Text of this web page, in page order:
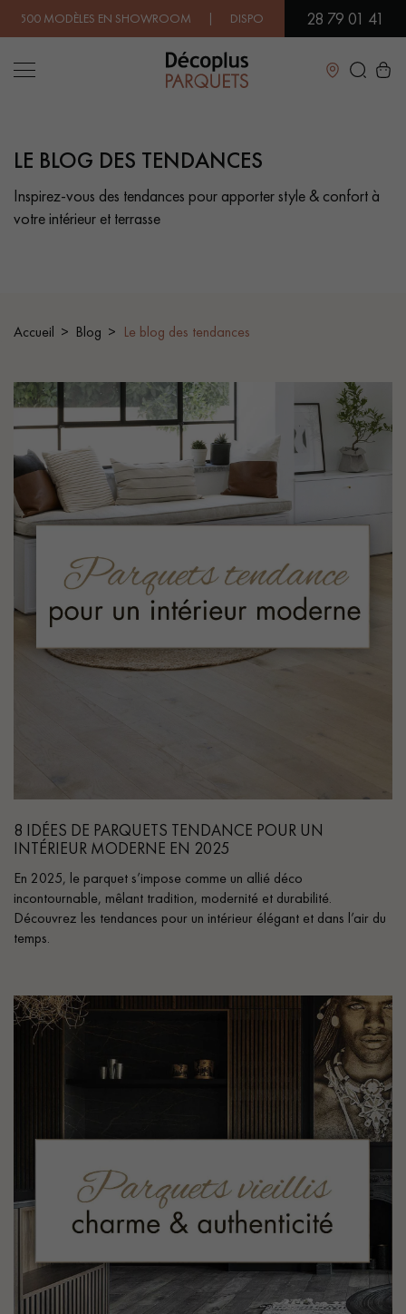
EN SHOWROOM | DISPONIBILITÉ IMMÉDIATE |28 79 01 41
Fermer
LES RECHERCHES LES PLUS COURANTES
PARQUET MASSIF
PARQUET EN BOIS EXOTIQUE
PARQUET HUILÉ PARQUET EN BOIS BRUT
PARQUET VIEILLI PARQUET EN CHÊNE FUMÉ
PARQUET LAMES LARGES XXL PARQUET EN CHÊNE
ACCESSOIRES PARQUET
D'INTÉRIEUR
Nos conseillers sont disponibles au
Nos experts sont à votre disposition pour vous guider pas à
Demandez un rendez-vous personnalisé
Obtenez un devis gratuit !
LE BLOG DES TENDANCES
Inspirez-vous des tendances pour apporter style & confort à
votre intérieur et terrasse
Accueil Blog Le blog des tendances
8 IDÉES DE PARQUETS TENDANCE POUR UN
INTÉRIEUR MODERNE EN 2025
En 2025, le parquet s’impose comme un allié déco
incontournable, mêlant tradition, modernité et durabilité.
Découvrez les tendances pour un intérieur élégant et dans l’air du
temps.